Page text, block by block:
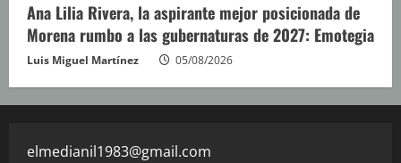
Ana Lilia Rivera, la aspirante mejor posicionada de
Morena rumbo a las gubernaturas de 2027: Emotegia
Luis Miguel Martínez 05/08/2026
elmedianil1983@gmail.com